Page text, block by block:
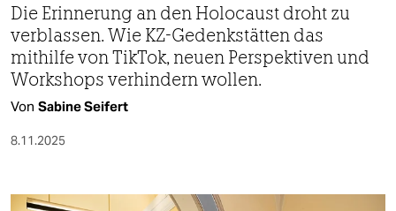
Die Erinnerung an den Holocaust droht zu
verblassen. Wie KZ-Gedenkstätten das
mithilfe von TikTok, neuen Perspektiven und
Workshops verhindern wollen.
Von Sabine Seifert
8.11.2025